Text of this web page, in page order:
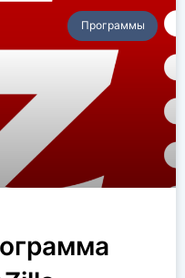
Программы